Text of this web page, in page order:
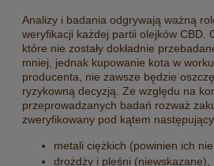
Analizy i badania odgrywają ważną
weryfikacji każdej partii olejków CBD.
które nie zostały dokładnie
mniej, jednak kupowanie kota w
producenta, nie zawsze będzie
ryzykowną decyzją. Ze względu na
przeprowadzanych badań rozważ
zweryfikowany pod kątem
metali ciężkich (powinien ich nie
drożdży i pleśni (niewskazane),